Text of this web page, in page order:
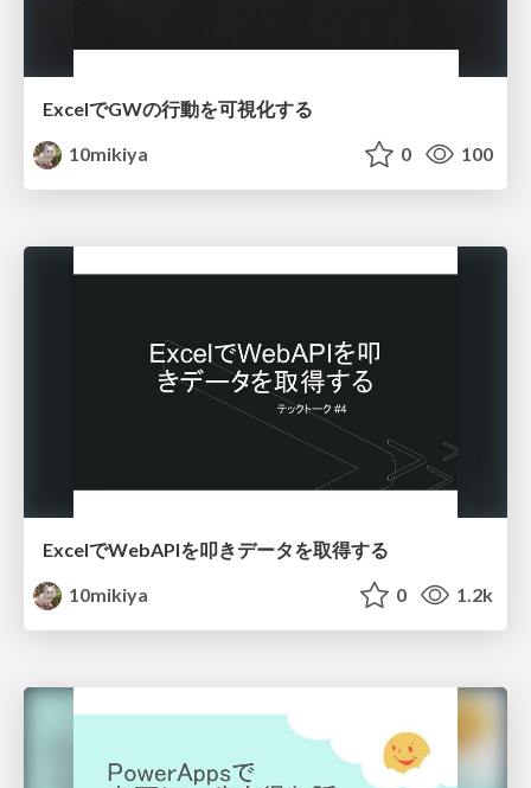
ExcelでGWの行動を可視化する
10mikiya
0 100
ExcelでWebAPIを叩きデータを取得する
10mikiya
0 1.2k